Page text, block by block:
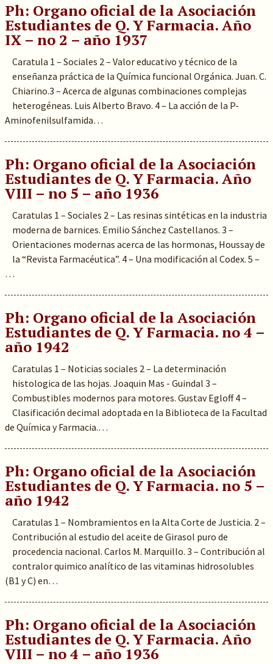
Ph: Organo oficial de la Asociación
Estudiantes de Q. Y Farmacia. Año
IX – no 2 – año 1937
Caratula 1 – Sociales 2 – Valor educativo y técnico de la
enseñanza práctica de la Química funcional Orgánica. Juan. C.
Chiarino.3 – Acerca de algunas combinaciones complejas
heterogéneas. Luis Alberto Bravo. 4 – La acción de la P-
Aminofenilsulfamida…
Ph: Organo oficial de la Asociación
Estudiantes de Q. Y Farmacia. Año
VIII – no 5 – año 1936
Caratulas 1 – Sociales 2 – Las resinas sintéticas en la industria
moderna de barnices. Emilio Sánchez Castellanos. 3 –
Orientaciones modernas acerca de las hormonas, Houssay de
la “Revista Farmacéutica”. 4 – Una modificación al Codex. 5 –
…
Ph: Organo oficial de la Asociación
Estudiantes de Q. Y Farmacia. no 4 –
año 1942
Caratulas 1 – Noticias sociales 2 – La determinación
histologica de las hojas. Joaquin Mas - Guindal 3 –
Combustibles modernos para motores. Gustav Egloff 4 –
Clasificación decimal adoptada en la Biblioteca de la Facultad
de Química y Farmacia.…
Ph: Organo oficial de la Asociación
Estudiantes de Q. Y Farmacia. no 5 –
año 1942
Caratulas 1 – Nombramientos en la Alta Corte de Justicia. 2 –
Contribución al estudio del aceite de Girasol puro de
procedencia nacional. Carlos M. Marquillo. 3 – Contribución al
contralor quimico analítico de las vitaminas hidrosolubles
(B1 y C) en…
Ph: Organo oficial de la Asociación
Estudiantes de Q. Y Farmacia. Año
VIII – no 4 – año 1936